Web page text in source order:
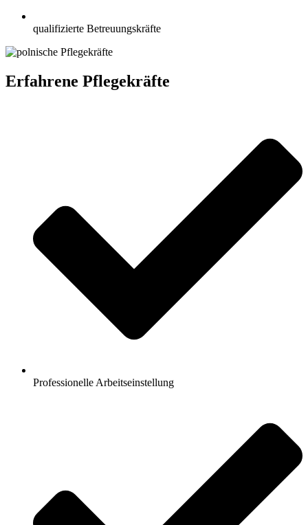
qualifizierte Betreuungskräfte
Erfahrene Pflegekräfte
Professionelle Arbeitseinstellung